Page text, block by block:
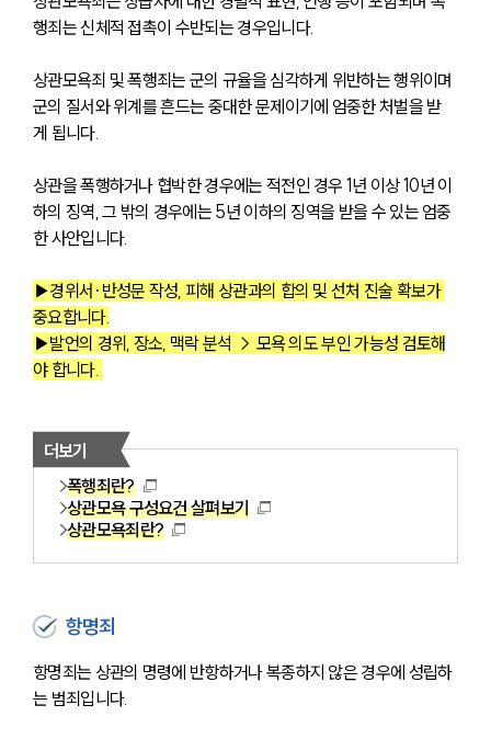
행죄는 신체적 접촉이 수반되는 경우입니다.
상관모욕죄 및 폭행죄는 군의 규율을 심각하게 위반하는 행위이며
군의 질서와 위계를 흔드는 중대한 문제이기에 엄중한 처벌을 받
게 됩니다.
상관을 폭행하거나 협박한 경우에는 적전인 경우 1년 이상 10년 이
하의 징역, 그 밖의 경우에는 5년 이하의 징역을 받을 수 있는 엄중
한 사안입니다.
▶경위서·반성문 작성, 피해 상관과의 합의 및 선처 진술 확보가
중요합니다.
▶발언의 경위, 장소, 맥락 분석 → 모욕 의도 부인 가능성 검토해
야 합니다.
더보기
폭행죄란?
상관모욕 구성요건 살펴보기
상관모욕죄란?
항명죄
항명죄는 상관의 명령에 반항하거나 복종하지 않은 경우에 성립하
는 범죄입니다.